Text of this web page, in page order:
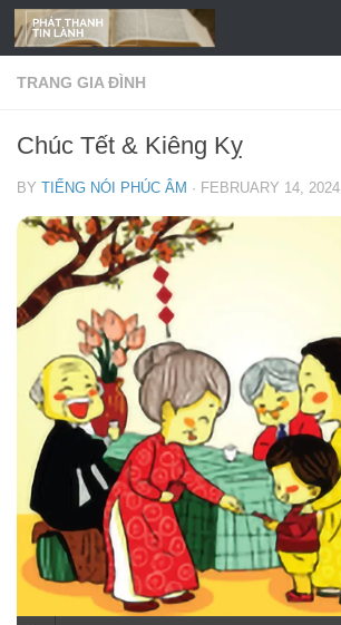
Skip to content
TRANG GIA ĐÌNH
Chúc Tết & Kiêng Kỵ
BY TIẾNG NÓI PHÚC ÂM · FEBRUARY 14, 2024